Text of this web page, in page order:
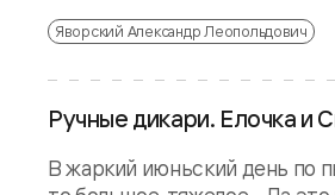
Яворский Александр Леопольдович
Ручные дикари. Елочка и
В жаркий июньский день по